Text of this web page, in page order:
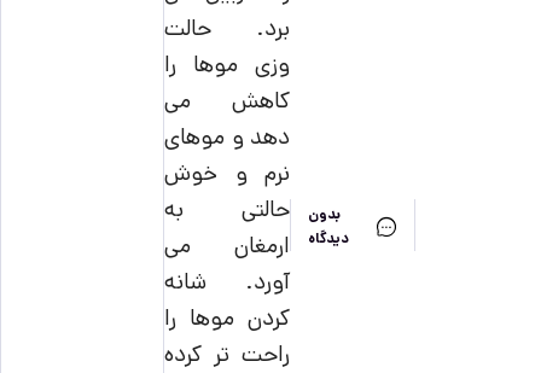
بدون
دیدگاه
برد. حالت
وزی موها را
کاهش می
دهد و موهای
نرم و خوش
حالتی به
ارمغان می
آورد. شانه
کردن موها را
راحت تر کرده